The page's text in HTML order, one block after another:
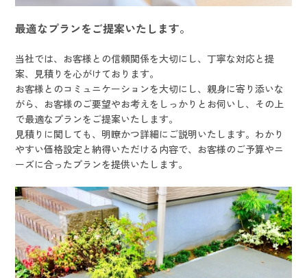
最適なプランをご提案いたします。
当社では、お客様との信頼関係を大切にし、丁寧な対応と提
案、見積りを心がけております。
お客様とのコミュニケーションを大切にし、親身に寄り添いな
がら、お客様のご要望やお考えをしっかりとお伺いし、その上
で最適なプランをご提案いたします。
見積りに関しても、明瞭かつ詳細にご説明いたします。わかり
やすい価格設定と納得いただける内容で、お客様のご予算やニ
ーズに合ったプランを提供いたします。